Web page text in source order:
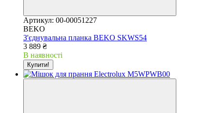
Артикул: 00-00051227
BEKO
З'єднувальна планка BEKO SKWS54
3 889 ₴
В наявності
Купити!